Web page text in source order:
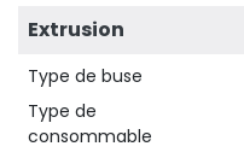
Extrusion
Type de buse
Type de
consommable